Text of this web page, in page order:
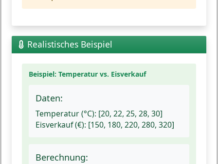
Realistisches Beispiel
Beispiel: Temperatur vs. Eisverkauf
Daten:
Temperatur (°C): [20, 22, 25, 28, 30]
Eisverkauf (€): [150, 180, 220, 280, 320]
Berechnung: